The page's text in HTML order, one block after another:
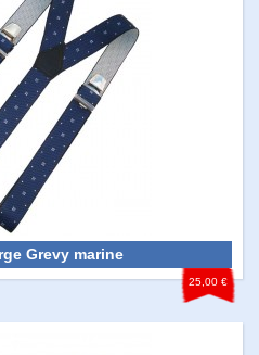
Grevy marine
25,00 €